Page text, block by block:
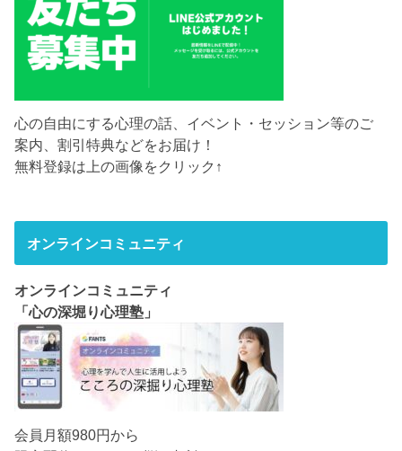
心の自由にする心理の話、イベント・セッション等のご
案内、割引特典などをお届け！
無料登録は上の画像をクリック↑
オンラインコミュニティ
オンラインコミュニティ
「心の深堀り心理塾」
会員月額980円から